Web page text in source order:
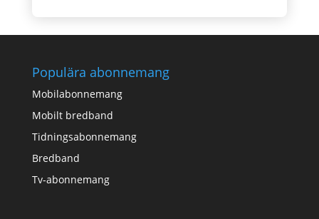
Populära abonnemang
Mobilabonnemang
Mobilt bredband
Tidningsabonnemang
Bredband
Tv-abonnemang